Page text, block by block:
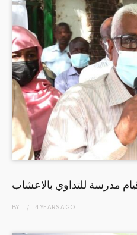
مدرسة للتداوي بالاعشاب
BY 4 YEARSAGO